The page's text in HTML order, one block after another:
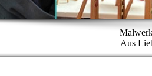
Aus